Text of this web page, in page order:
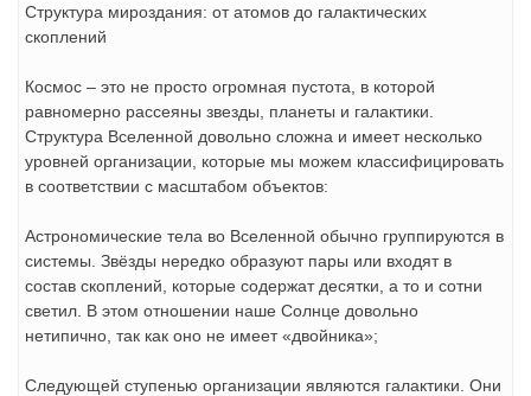
Структура мироздания: от атомов до галактических
скоплений
Космос – это не просто огромная пустота, в которой
равномерно рассеяны звезды, планеты и галактики.
Структура Вселенной довольно сложна и имеет несколько
уровней организации, которые мы можем классифицировать
в соответствии с масштабом объектов:
Астрономические тела во Вселенной обычно группируются в
системы. Звёзды нередко образуют пары или входят в
состав скоплений, которые содержат десятки, а то и сотни
светил. В этом отношении наше Солнце довольно
нетипично, так как оно не имеет «двойника»;
Следующей ступенью организации являются галактики. Они